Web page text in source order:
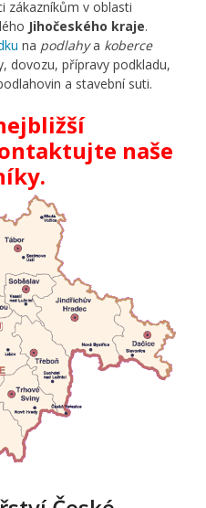
zákazníkům v oblasti
Jihočeského kraje.
na podlahya koberce
dovozu, přípravy podkladu,
a stavební suti.
naše